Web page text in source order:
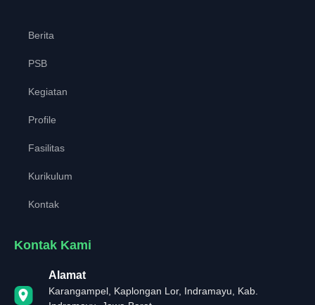
Berita
PSB
Kegiatan
Profile
Fasilitas
Kurikulum
Kontak
Kontak Kami
Alamat
Karangampel, Kaplongan Lor, Indramayu, Kab.